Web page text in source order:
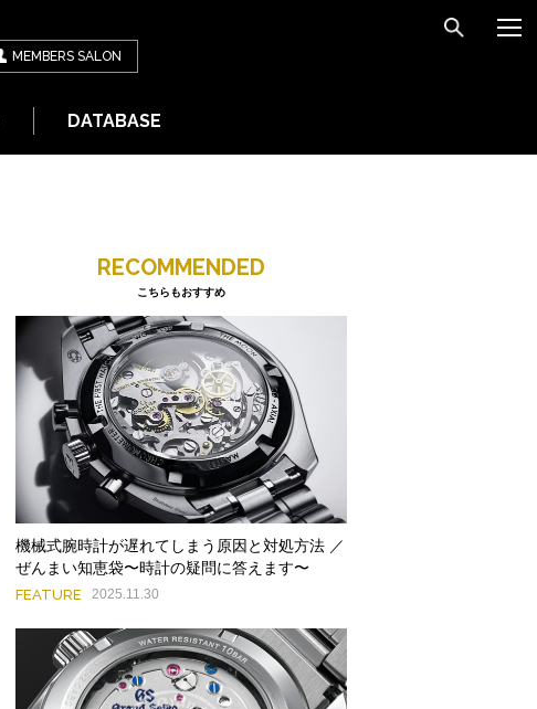
MEMBERS SALON
DATABASE
RECOMMENDED
こちらもおすすめ
機械式腕時計が遅れてしまう原因と対処方法 ／
ぜんまい知恵袋〜時計の疑問に答えます〜
FEATURE 2025.11.30